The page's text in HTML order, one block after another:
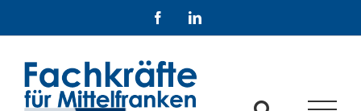
FacebookLinkedIn